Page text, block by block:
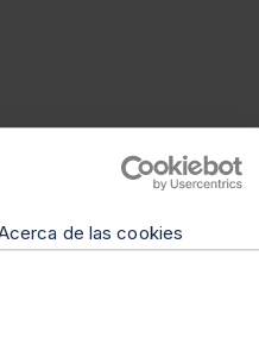
de las cookies